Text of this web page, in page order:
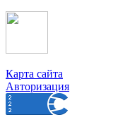
Карта сайта
Авторизация